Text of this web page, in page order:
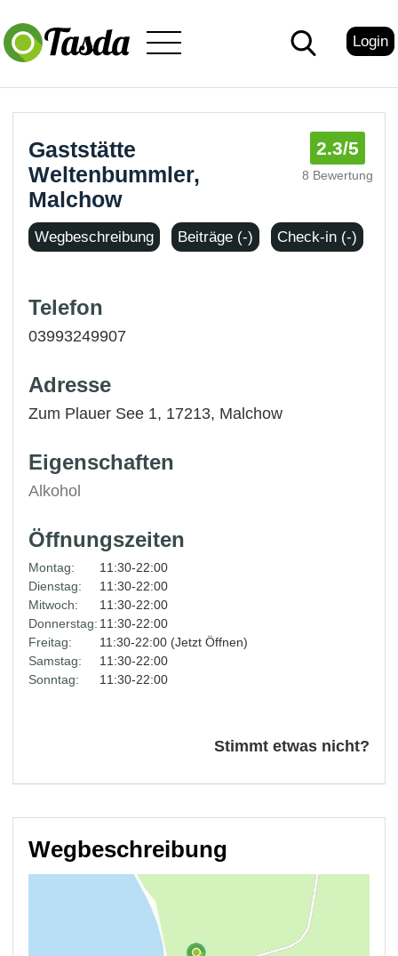
Login
Gaststätte
Weltenbummler,
Malchow
2.3/5
8 Bewertung
Wegbeschreibung Beiträge (-) Check-in (-)
Telefon
03993249907
Adresse
Zum Plauer See 1, 17213, Malchow
Eigenschaften
Alkohol
Öffnungszeiten
Montag:
11:30-22:00
Dienstag:
11:30-22:00
Mitwoch:
11:30-22:00
Donnerstag: 11:30-22:00
Freitag:
11:30-22:00 (Jetzt Öffnen)
Samstag:
11:30-22:00
Sonntag:
11:30-22:00
Stimmt etwas nicht?
Wegbeschreibung